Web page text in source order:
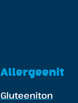
Allergeenit
Gluteeniton